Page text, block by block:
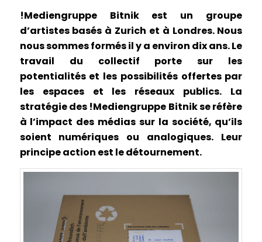
!Mediengruppe Bitnik est un groupe
d’artistes basés à Zurich et à Londres. Nous
nous sommes formés il y a environ dix ans. Le
travail du collectif porte sur les
potentialités et les possibilités offertes par
les espaces et les réseaux publics. La
stratégie des !Mediengruppe Bitnik se réfère
à l’impact des médias sur la société, qu’ils
soient numériques ou analogiques.
Leur
principe action est le détournement.